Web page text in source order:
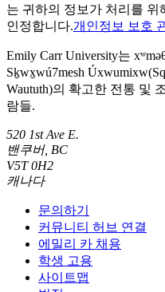
는 귀하의 정보가 처리를 위
인정합니다.개인정보 보호
Emily Carr University는
Sḵwx̱wú7mesh
Waututh)의 확고한 전통 및
람들.
520 1st Ave E.
밴쿠버, BC
V5T 0H2
캐나다
문의하기
커뮤니티 허브 연결
에밀리 카 채용
학생 고용
사이트맵